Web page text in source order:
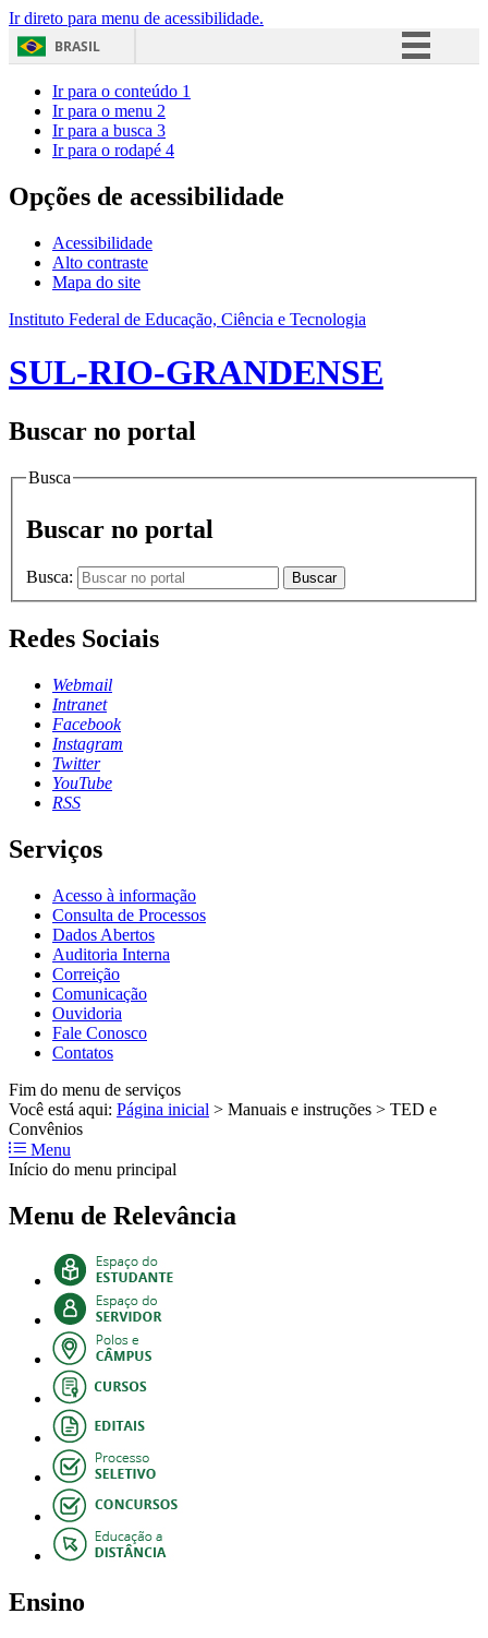
Ir direto para menu de acessibilidade.
BRASIL
Acesso à informação
Ir para o conteúdo 1
Ir para o menu 2
Ir para a busca 3
Ir para o rodapé 4
Opções de acessibilidade
Acessibilidade
Alto contraste
Mapa do site
Instituto Federal de Educação, Ciência e Tecnologia
SUL-RIO-GRANDENSE
Buscar no portal
Busca
Buscar no portal
Busca: Buscar
Redes Sociais
Webmail
Intranet
Facebook
Instagram
Twitter
YouTube
RSS
Serviços
Acesso à informação
Consulta de Processos
Dados Abertos
Auditoria Interna
Correição
Comunicação
Ouvidoria
Fale Conosco
Contatos
Fim do menu de serviços
Você está aqui: Página inicial > Manuais e instruções > TED e
Convênios
Menu
Início do menu principal
Menu de Relevância
Ensino